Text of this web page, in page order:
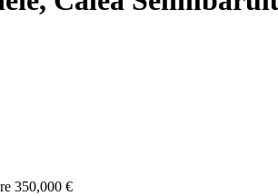
350,000 €